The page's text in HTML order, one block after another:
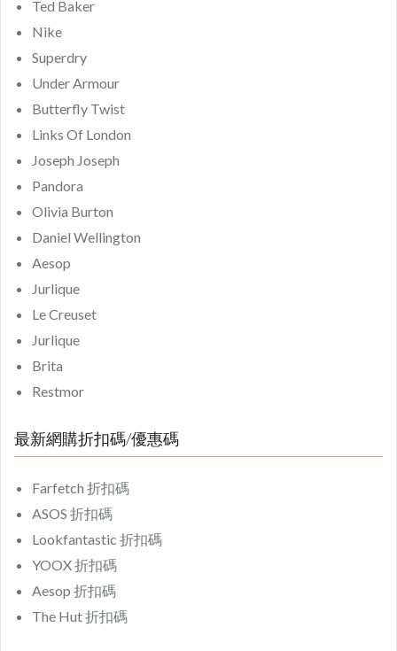
Ted Baker
Nike
Superdry
Under Armour
Butterfly Twist
Links Of London
Joseph Joseph
Pandora
Olivia Burton
Daniel Wellington
Aesop
Jurlique
Le Creuset
Jurlique
Brita
Restmor
最新網購折扣碼/優惠碼
Farfetch 折扣碼
ASOS 折扣碼
Lookfantastic 折扣碼
YOOX 折扣碼
Aesop 折扣碼
The Hut 折扣碼